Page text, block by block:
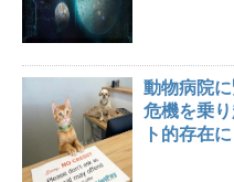
動物病院
危機を乗
ト的存在に